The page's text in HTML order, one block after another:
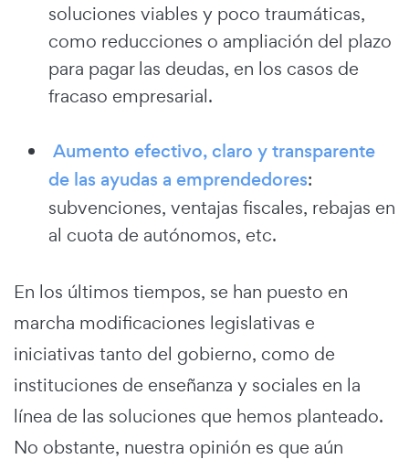
soluciones viables y poco traumáticas,
como reducciones o ampliación del plazo
para pagar las deudas, en los casos de
fracaso empresarial.
Aumento efectivo, claro y transparente
de las ayudas a emprendedores:
subvenciones, ventajas fiscales, rebajas en
al cuota de autónomos, etc.
En los últimos tiempos, se han puesto en
marcha modificaciones legislativas e
iniciativas tanto del gobierno, como de
instituciones de enseñanza y sociales en la
línea de las soluciones que hemos planteado.
No obstante, nuestra opinión es que aún